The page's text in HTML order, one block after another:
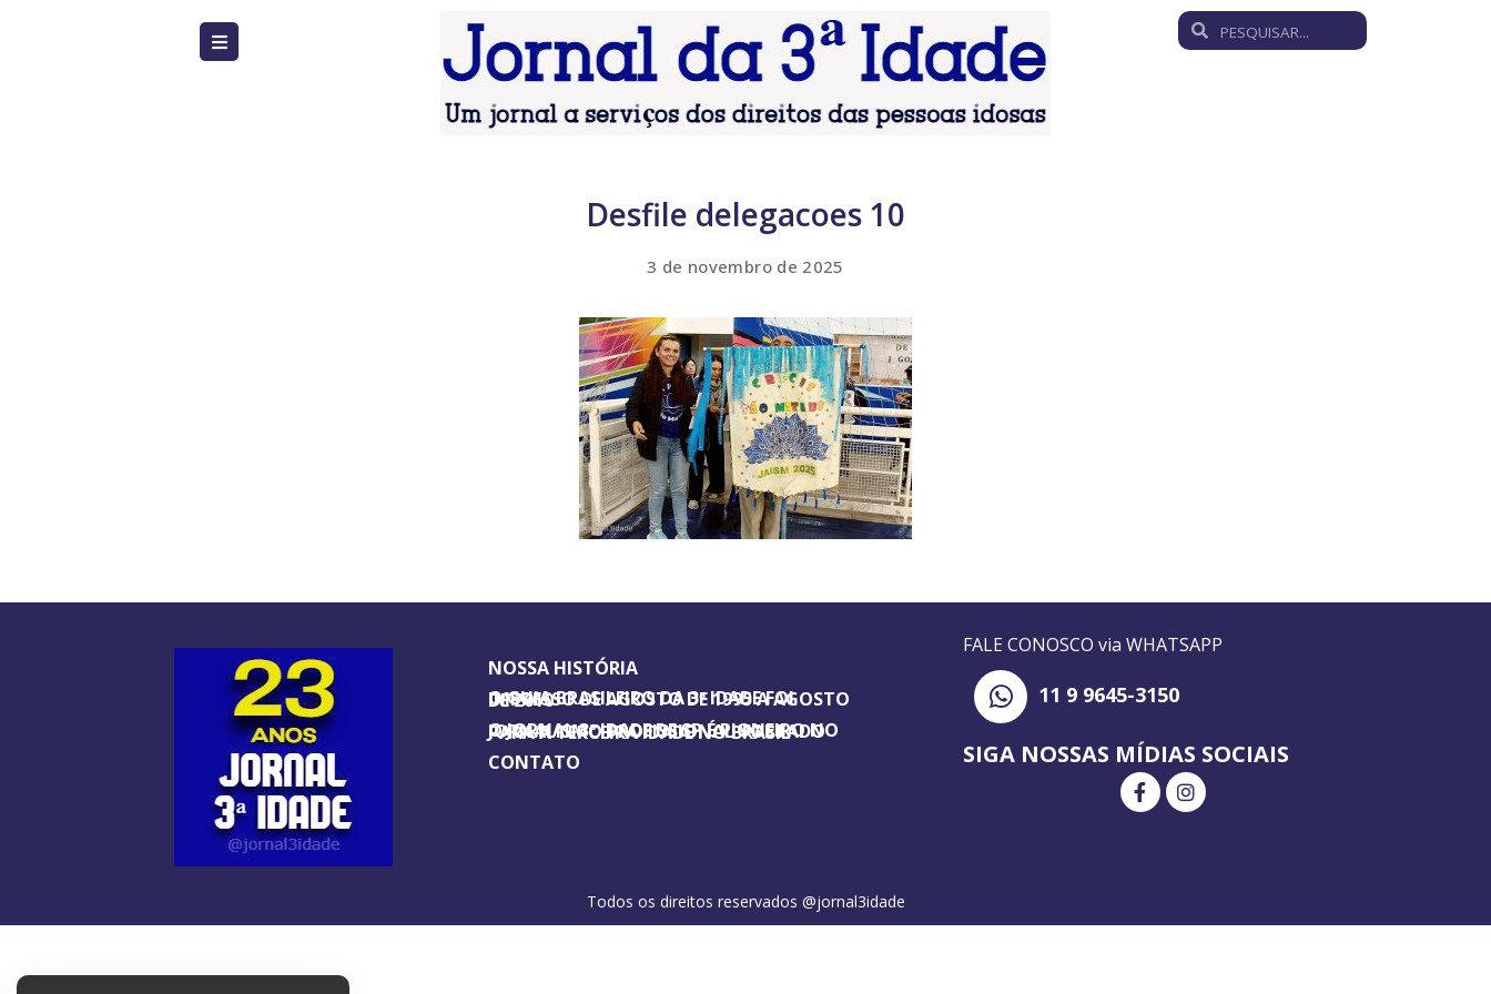
Desfile delegacoes 10
3 de novembro de 2025
NOSSA HISTÓRIA
O GUIA BRASILEIRO DA 3ª IDADE FOI IMPRESSO DE AGOSTO DE 1995 A AGOSTO DE 2010
O JORNAL 3ª IDADE DE SP É PIONEIRO NO JORNALISMO PROFISSIONAL VOLTADO PARA A TERCEIRA IDADE NO BRASIL
CONTATO
FALE CONOSCO via WHATSAPP
11 9 9645-3150
SIGA NOSSAS MÍDIAS SOCIAIS
Todos os direitos reservados @jornal3idade